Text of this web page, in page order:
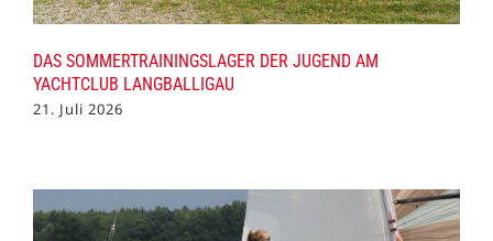
DAS SOMMERTRAININGSLAGER DER JUGEND AM
YACHTCLUB LANGBALLIGAU
21. Juli 2026